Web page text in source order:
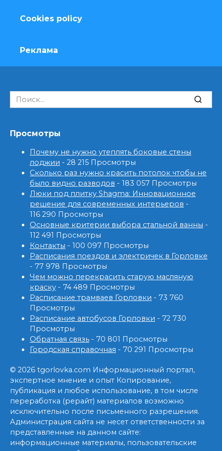
Cookies policy
Реклама
Search
for:
Просмотры
Почему не нужно утеплять боковые стены
лоджии - 28 215 Просмотры
Сколько раз нужно красить потолок чтобы не
было видно разводов - 183 057 Просмотры
Люки под плитку Shagma: Инновационное
решение для современных интерьеров -
116 290 Просмотры
Основные критерии выбора стальной ванны -
112 491 Просмотры
Контакты - 100 097 Просмотры
Расписания поездов и электричек в Горловке
- 77 978 Просмотры
Чем можно перекрасить старую масляную
краску - 74 489 Просмотры
Расписание трамваев Горловки - 73 760
Просмотры
Расписание автобусов Горловки - 72 730
Просмотры
Обратная связь - 70 801 Просмотры
Городская справочная - 70 291 Просмотры
© 2026 tgorlovka.com Информационный портал,
экспертное мнение и опыт Копирование,
публикация и любое использование, в том числе
переработка (рерайт) материалов возможно
исключительно после письменного разрешения.
Администрация сайта не несет ответственности за
представленные на данном сайте:
информационные материалы, пользовательские